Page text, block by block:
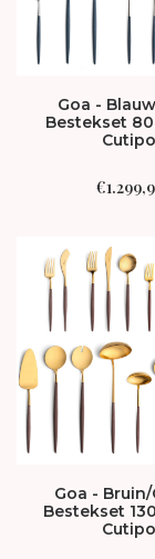
Goa -
Bestekset
€
Goa -
Bestekset